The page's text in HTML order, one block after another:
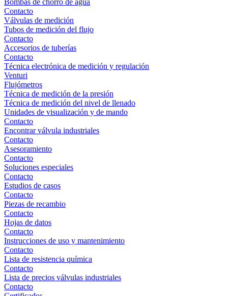
Bombas de chorro de agua
Contacto
Válvulas de medición
Tubos de medición del flujo
Contacto
Accesorios de tuberías
Contacto
Técnica electrónica de medición y regulación
Venturi
Flujómetros
Técnica de medición de la presión
Técnica de medición del nivel de llenado
Unidades de visualización y de mando
Contacto
Encontrar válvula industriales
Contacto
Asesoramiento
Contacto
Soluciones especiales
Contacto
Estudios de casos
Contacto
Piezas de recambio
Contacto
Hojas de datos
Contacto
Instrucciones de uso y mantenimiento
Contacto
Lista de resistencia química
Contacto
Lista de precios válvulas industriales
Contacto